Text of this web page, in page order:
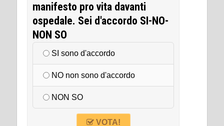
manifesto pro vita davanti
ospedale. Sei d'accordo SI-NO-
NON SO
SI sono d'accordo
NO non sono d'accordo
NON SO
VOTA!